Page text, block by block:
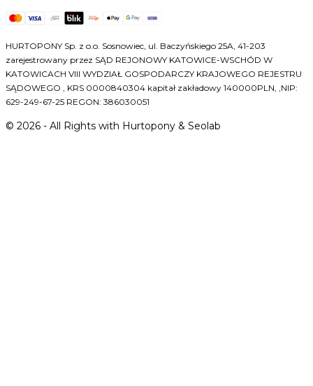
HURTOPONY Sp. z o.o. Sosnowiec, ul. Baczyńskiego 25A, 41-203
zarejestrowany przez SĄD REJONOWY KATOWICE-WSCHÓD W
KATOWICACH VIII WYDZIAŁ GOSPODARCZY KRAJOWEGO REJESTRU
SĄDOWEGO , KRS 0000840304 kapitał zakładowy 140000PLN, ,NIP:
629-249-67-25 REGON: 386030051
© 2026 - All Rights with Hurtopony & Seolab